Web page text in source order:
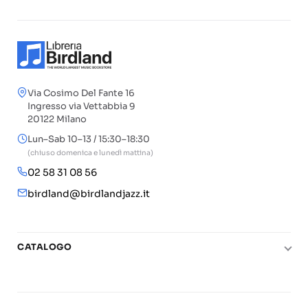
Via Cosimo Del Fante 16
Ingresso via Vettabbia 9
20122 Milano
Lun–Sab 10–13 / 15:30–18:30
(chiuso domenica e lunedì mattina)
02 58 31 08 56
birdland@birdlandjazz.it
CATALOGO